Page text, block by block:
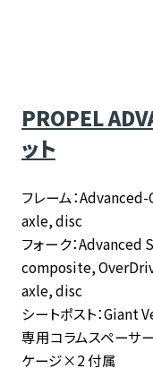
PROPEL
ット
フレーム：
axle, disc
フォーク：
composite,
axle, disc
シートポスト：
専用コラムスペーサ
ケージ×2 付属